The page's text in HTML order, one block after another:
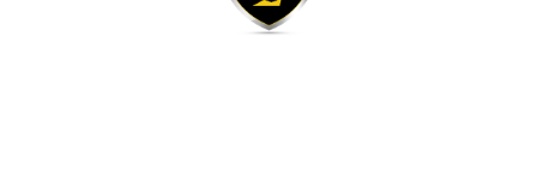
giuridiche sono in via generale escluse
dal campo di applicazione del GDPR (artt. 1 e 4 del